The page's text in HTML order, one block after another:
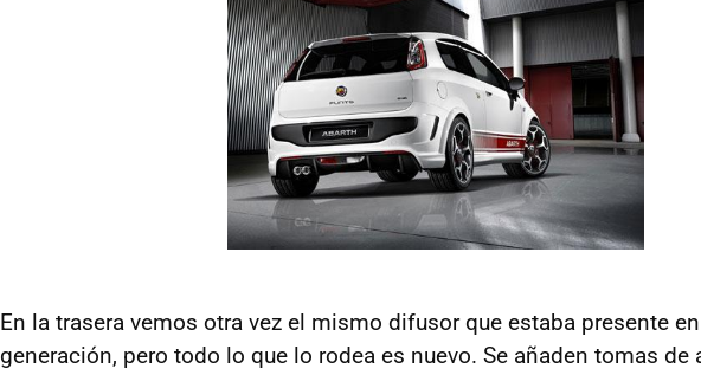
En la trasera vemos otra vez el mismo difusor que estaba presente
generación, pero todo lo que lo rodea es nuevo. Se añaden tomas de